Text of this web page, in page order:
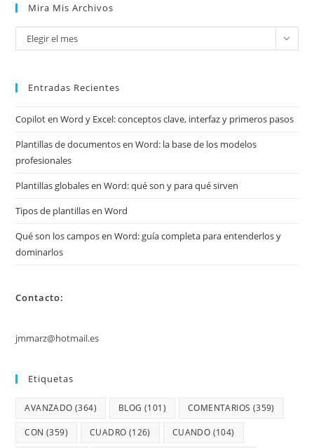
Mira Mis Archivos
Mira
mis
Elegir el mes
Entradas Recientes
Copilot en Word y Excel: conceptos clave, interfaz y primeros pasos
Plantillas de documentos en Word: la base de los modelos
profesionales
Plantillas globales en Word: qué son y para qué sirven
Tipos de plantillas en Word
Qué son los campos en Word: guía completa para entenderlos y
dominarlos
Contacto:
jmmarz@hotmail.es
Etiquetas
AVANZADO (364) BLOG (101) COMENTARIOS (359)
CON (359) CUADRO (126) CUANDO (104)